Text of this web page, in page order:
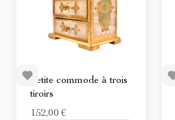
Petite commode à trois
tiroirs
152,00 €